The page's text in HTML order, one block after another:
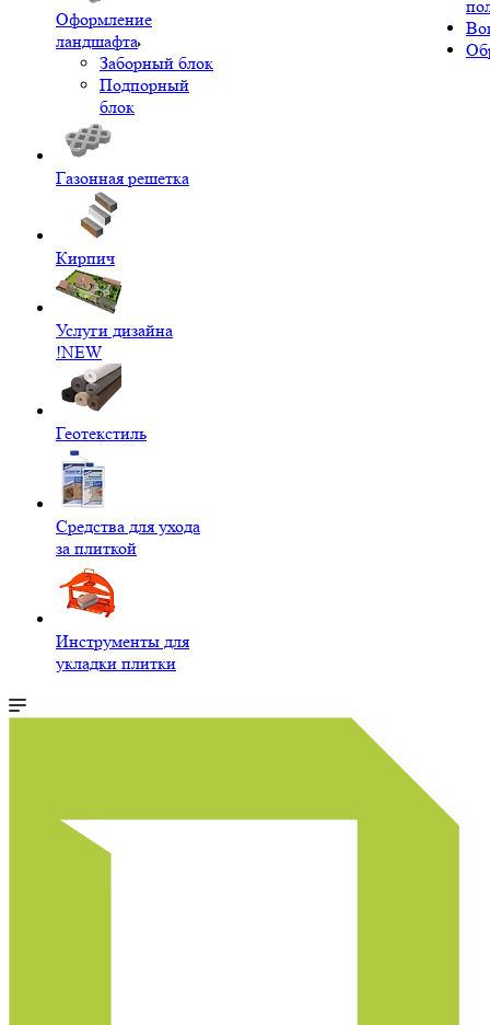
Оформление
ландшафта
Заборный блок
Подпорный
блок
Газонная решетка
Кирпич
Услуги дизайна
!NEW
Геотекстиль
Средства для ухода
за плиткой
Инструменты для
укладки плитки